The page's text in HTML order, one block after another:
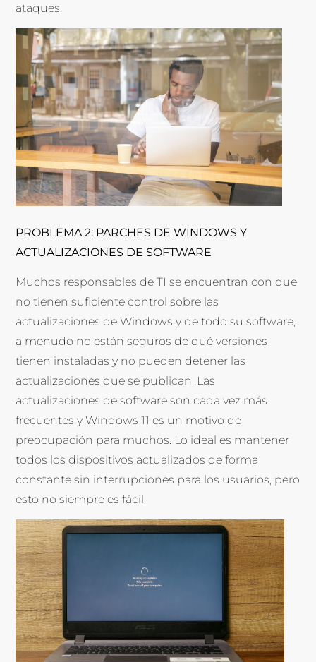
ataques.
PROBLEMA 2: PARCHES DE WINDOWS Y
ACTUALIZACIONES DE SOFTWARE
Muchos responsables de TI se encuentran con que
no tienen suficiente control sobre las
actualizaciones de Windows y de todo su software,
a menudo no están seguros de qué versiones
tienen instaladas y no pueden detener las
actualizaciones que se publican. Las
actualizaciones de software son cada vez más
frecuentes y Windows 11 es un motivo de
preocupación para muchos. Lo ideal es mantener
todos los dispositivos actualizados de forma
constante sin interrupciones para los usuarios, pero
esto no siempre es fácil.